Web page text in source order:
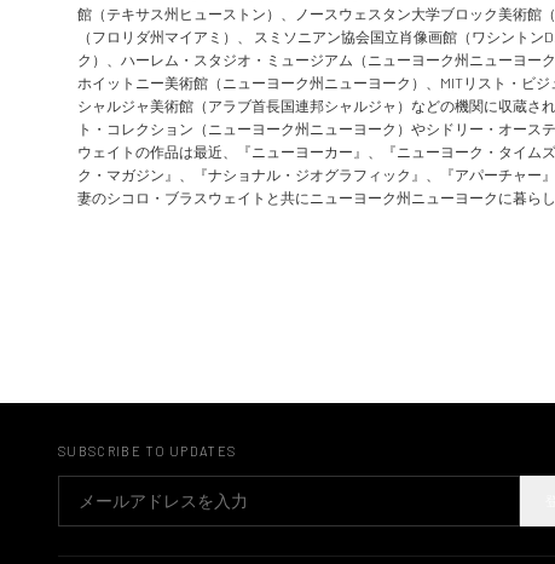
館（テキサス州ヒューストン）、ノースウェスタン大学ブロック美術館
（フロリダ州マイアミ）、 スミソニアン協会国立肖像画館（ワシント
ク）、ハーレム・スタジオ・ミュージアム（ニューヨーク州ニューヨー
ホイットニー美術館（ニューヨーク州ニューヨーク）、MITリスト・ビ
シャルジャ美術館（アラブ首長国連邦シャルジャ）などの機関に収蔵さ
ト・コレクション（ニューヨーク州ニューヨーク）やシドリー・オー
ウェイトの作品は最近、『ニューヨーカー』、『ニューヨーク・タイム
ク・マガジン』、『ナショナル・ジオグラフィック』、『アパーチャー
妻のシコロ・ブラスウェイトと共にニューヨーク州ニューヨークに暮らし
SUBSCRIBE TO UPDATES